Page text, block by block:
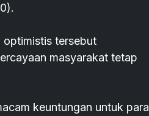
optimistis tersebut
masyarakat tetap
keuntungan untuk para